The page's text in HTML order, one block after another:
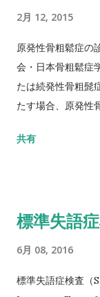
測する。 カットオ
い評価方法はこち
スト(10MWT)
2月 12, 2015
原発性骨粗鬆症
会・日本骨粗鬆症
たは続発性骨粗髭
たす場合、原発
の脆弱性骨折（注
性骨折、軽微な外
を確認することが
共有
標準失語
6月 08, 2016
標準失語症検査（